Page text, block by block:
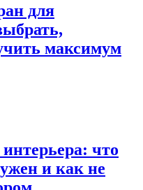
для
максимум
что
и как не